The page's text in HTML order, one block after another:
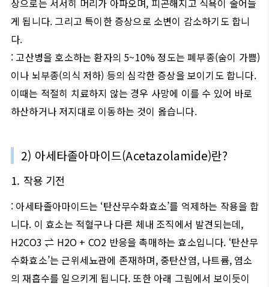
상으로는 서서히 머리가 아파오며, 피곤해지고 식욕이 줄어들
게 됩니다. 그리고 특이한 증상으로 소변이 감소하기도 합니
다.
:고산병을 호소하는 환자의 5~10% 정도는 폐부종(숨이 가쁨)
이나 뇌부종(의식 저하) 등의 심각한 증상을 보이기도 합니다.
이때는 적절히 치료하지 않는 경우 사망에 이를 수 있어 바로
하산하거나 저지대로 이동하는 것이 옳습니다.
2) 아세타졸아마이드(Acetazolamide)란?
1. 작용 기전
: 아세타졸아마이드는 ‘탄산무수화효소’를 억제하는 작용을 합
니다. 이 효소는 적혈구나 다른 체내 조직에서 발견되는데,
H2CO3⇌ H2O + CO2 반응을 촉매하는 효소입니다. ‘탄산무
수화효소’는 근위세뇨관에 존재하며, 중탄산염, 나트륨, 염소
의 재흡수를 일으키게 됩니다. 또한 아래 그림에서 보이듯이